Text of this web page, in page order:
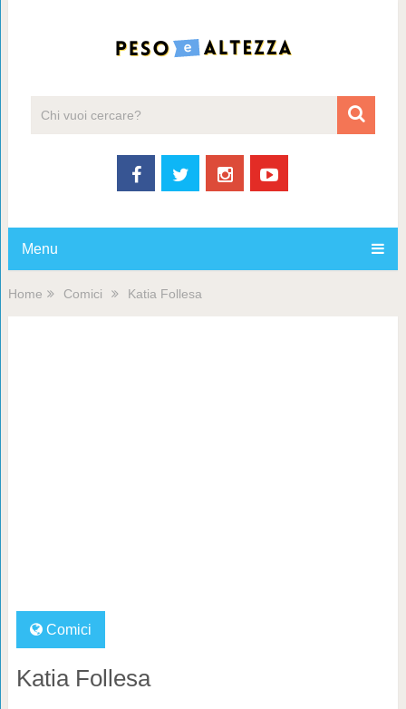
Menu
Home Comici Katia Follesa
Comici
Katia Follesa